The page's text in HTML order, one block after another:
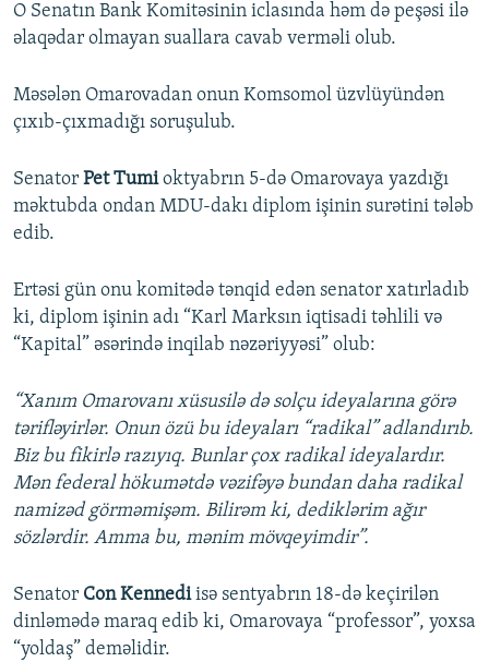
O Senatın Bank Komitəsinin iclasında həm də peşəsi ilə
əlaqədar olmayan suallara cavab verməli olub.
Məsələn Omarovadan onun Komsomol üzvlüyündən
çıxıb-çıxmadığı soruşulub.
Senator Pet Tumioktyabrın 5-də Omarovaya yazdığı
məktubda ondan MDU-dakı diplom işinin surətini tələb
edib.
Ertəsi gün onu komitədə tənqid edən senator xatırladıb
ki, diplom işinin adı “Karl Marksın iqtisadi təhlili və
“Kapital” əsərində inqilab nəzəriyyəsi” olub:
“Xanım Omarovanı xüsusilə də solçu ideyalarına görə
tərifləyirlər. Onun özü bu ideyaları “radikal” adlandırıb.
Biz bu fikirlə razıyıq. Bunlar çox radikal ideyalardır.
Mən federal hökumətdə vəzifəyə bundan daha radikal
namizəd görməmişəm. Bilirəm ki, dediklərim ağır
sözlərdir. Amma bu, mənim mövqeyimdir”.
Senator Con Kennediisə sentyabrın 18-də keçirilən
dinləmədə maraq edib ki, Omarovaya “professor”, yoxsa
“yoldaş” deməlidir.